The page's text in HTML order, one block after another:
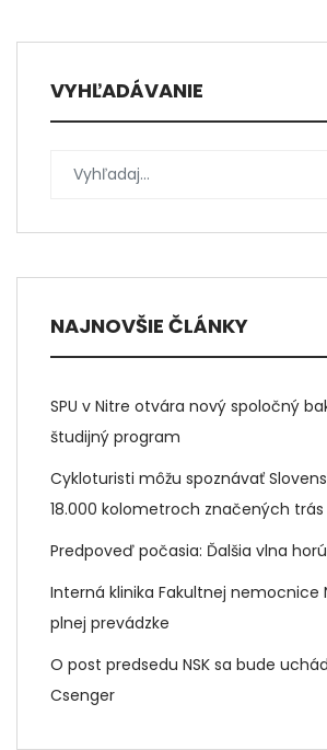
VYHĽADÁVANIE
NAJNOVŠIE ČLÁNKY
SPU v Nitre otvára nový spoločný
študijný program
Cykloturisti môžu spoznávať
18.000 kolometroch značených trás
Predpoveď počasia: Ďalšia vlna
Interná klinika Fakultnej nemocnice
plnej prevádzke
O post predsedu NSK sa bude
Csenger